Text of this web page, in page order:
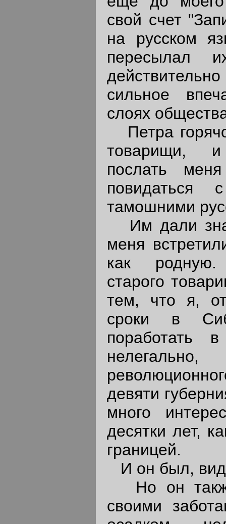
свой счет
на русском
пересылал
сильное
слоях
Петра
товарищи,
послать
тамошними
Им дали
меня
как родную.
старого
тем, что я,
сроки в
поработать
девяти
много
десятки лет,
границей.
И он был,
Но он
своими